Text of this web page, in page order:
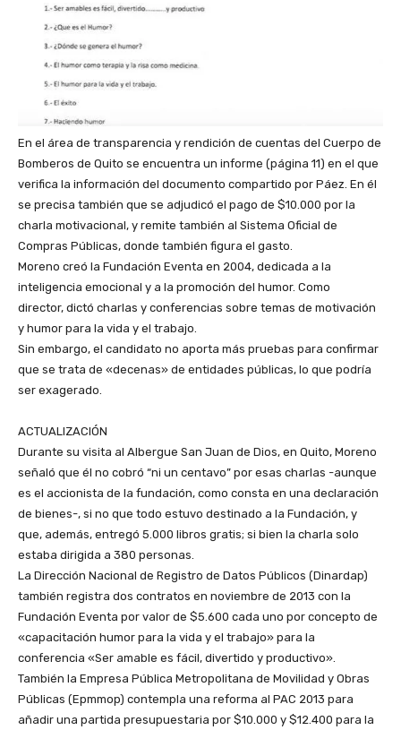
En el área de transparencia y rendición de cuentas del Cuerpo de
Bomberos de Quito se encuentra un informe (página 11) en el que
verifica la información del documento compartido por Páez. En él
se precisa también que se adjudicó el pago de $10.000 por la
charla motivacional, y remite también al Sistema Oficial de
Compras Públicas, donde también figura el gasto.
Moreno creó la Fundación Eventa en 2004, dedicada a la
inteligencia emocional y a la promoción del humor. Como
director, dictó charlas y conferencias sobre temas de motivación
y humor para la vida y el trabajo.
Sin embargo, el candidato no aporta más pruebas para confirmar
que se trata de «decenas» de entidades públicas, lo que podría
ser exagerado.
ACTUALIZACIÓN
Durante su visita al Albergue San Juan de Dios, en Quito, Moreno
señaló que él no cobró “ni un centavo” por esas charlas -aunque
es el accionista de la fundación, como consta en una declaración
de bienes-, si no que todo estuvo destinado a la Fundación, y
que, además, entregó 5.000 libros gratis; si bien la charla solo
estaba dirigida a 380 personas.
La Dirección Nacional de Registro de Datos Públicos (Dinardap)
también registra dos contratos en noviembre de 2013 con la
Fundación Eventa por valor de $5.600 cada uno por concepto de
«capacitación humor para la vida y el trabajo» para la
conferencia «Ser amable es fácil, divertido y productivo».
También la Empresa Pública Metropolitana de Movilidad y Obras
Públicas (Epmmop) contempla una reforma al PAC 2013 para
añadir una partida presupuestaria por $10.000 y $12.400 para la